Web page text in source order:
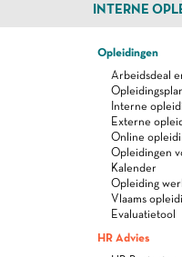
INTERNE
Opleidingen
Arbeidsdeal
Interne
Externe
Online
Opleidingen
Kalender
Opleiding
Vlaams
Evaluatietool
HR Advies